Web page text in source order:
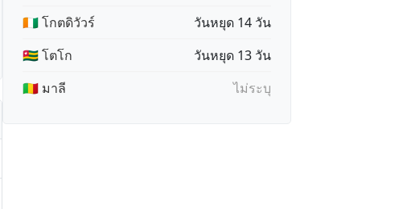
🇨🇮 โกตดิวัวร์
วันหยุด 14 วัน
🇹🇬 โตโก
วันหยุด 13 วัน
🇲🇱 มาลี
ไม่ระบุ